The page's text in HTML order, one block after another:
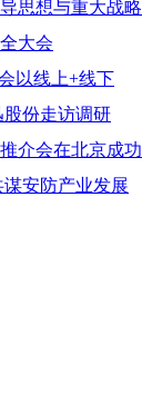
思想与重大战略
大会
以线上+线下
份走访调研
介会在北京成功
安防产业发展